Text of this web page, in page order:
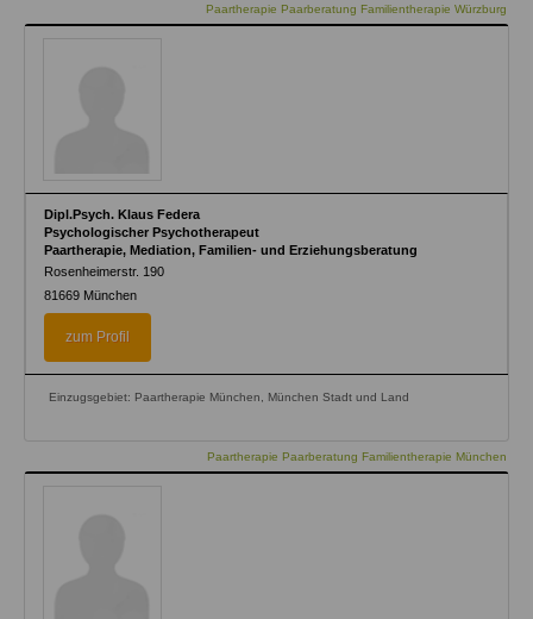
Paartherapie Paarberatung Familientherapie Würzburg
Dipl.Psych. Klaus Federa
Psychologischer Psychotherapeut
Paartherapie, Mediation, Familien- und Erziehungsberatung
Rosenheimerstr. 190
81669 München
zum Profil
Einzugsgebiet: Paartherapie München, München Stadt und Land
Paartherapie Paarberatung Familientherapie München